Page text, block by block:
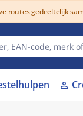
routes gedeeltelijk
person